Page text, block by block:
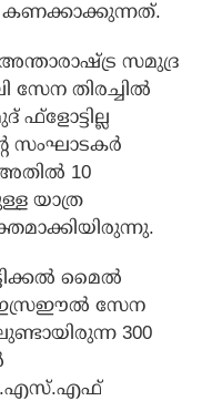
കണക്കാക്കുന്നത്.
സമുദ്ര
തിരച്ചില്‍
സംഘാടകര്‍
അതില്‍ 10
യാത്ര
മൈല്‍
സേന
300